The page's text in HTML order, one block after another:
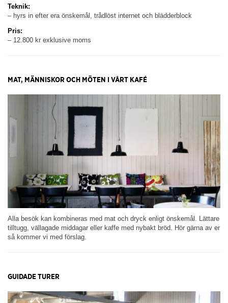
Teknik:
– hyrs in efter era önskemål, trådlöst internet och blädderblock
Pris:
– 12.800 kr exklusive moms
MAT, MÄNNISKOR OCH MÖTEN I VÅRT KAFÉ
Alla besök kan kombineras med mat och dryck enligt önskemål. Lättare
tilltugg, vällagade middagar eller kaffe med nybakt bröd. Hör gärna av er
så kommer vi med förslag.
GUIDADE TURER